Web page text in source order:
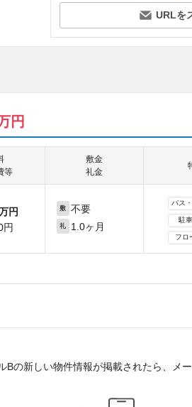
URLを
円
等
敷金
礼金
円
円
敷 不要
礼 1.0ヶ月
バス
駐
フロ
の新しい物件情報が掲載されたら、メ